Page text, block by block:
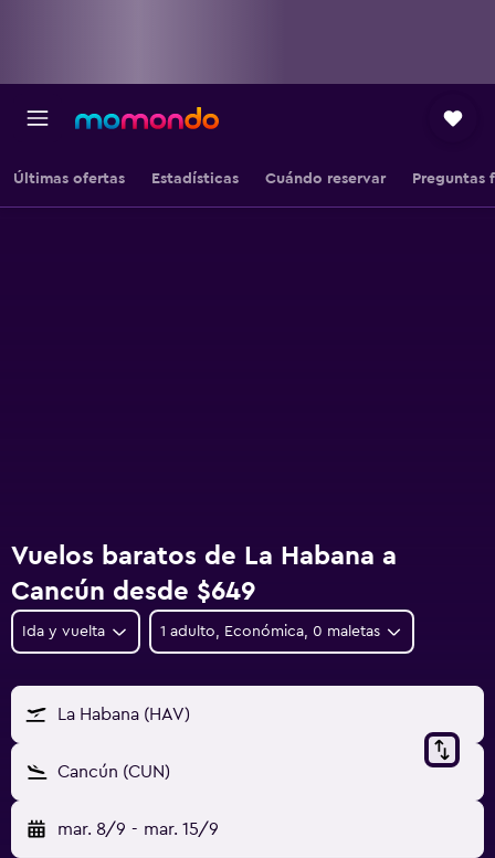
Últimas ofertas Estadísticas Cuándo reservar Preguntas
Vuelos baratos de La Habana a
Cancún desde $649
Ida y vuelta 1 adulto, Económica, 0 maletas
La Habana (HAV)
Cancún (CUN)
mar. 8/9 - mar. 15/9